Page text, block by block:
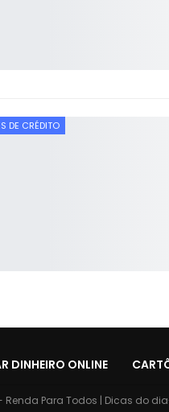
DE CRÉDITO
DINHEIRO ONLINE
Renda Para Todos | Dicas do